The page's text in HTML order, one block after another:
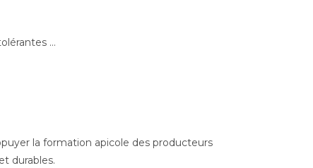
…
la formation apicole des producteurs
durables.